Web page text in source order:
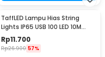
TaffLED Lampu Hias String
Lights IP65 USB 100 LED 10M
Warm White - TDC-01
Rp11.700
Rp26.900 57%